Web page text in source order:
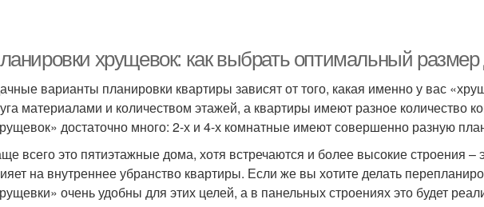
хрущевок: как выбрать оптимальный
варианты планировки квартиры зависят от того, какая именно у вас
материалами и количеством этажей, а квартиры имеют разное количество
достаточно много: 2-х и 4-х комнатные имеют совершенно разную
всего это пятиэтажные дома, хотя встречаются и более высокие строения –
на внутреннее убранство квартиры. Если же вы хотите делать
очень удобны для этих целей, а в панельных строениях это будет